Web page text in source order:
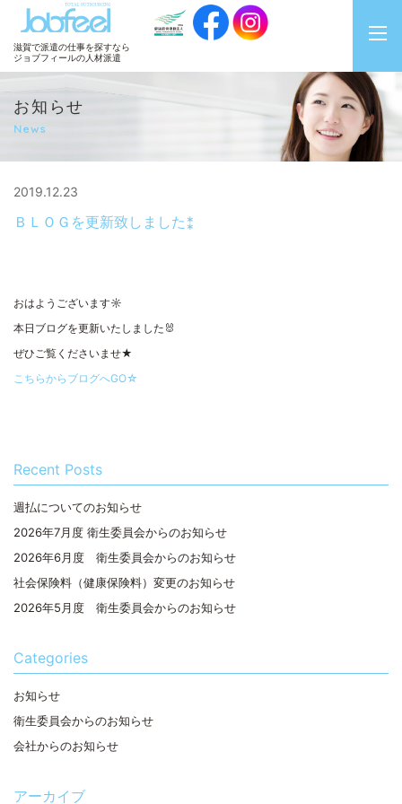
JobFeel
滋賀で派遣の仕事を探すなら
ジョブフィールの人材派遣
お知らせ
News
2019.12.23
ＢＬＯＧを更新致しました⁑
おはようございます☼
本日ブログを更新いたしました🐰
ぜひご覧くださいませ★
こちらからブログへGO☆
Recent Posts
週払についてのお知らせ
2026年7月度 衛生委員会からのお知らせ
2026年6月度 衛生委員会からのお知らせ
社会保険料（健康保険料）変更のお知らせ
2026年5月度 衛生委員会からのお知らせ
Categories
お知らせ
衛生委員会からのお知らせ
会社からのお知らせ
アーカイブ